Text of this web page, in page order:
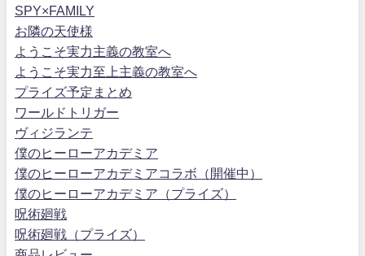
SPY×FAMILY
お隣の天使様
ようこそ実力主義の教室へ
ようこそ実力至上主義の教室へ
プライズ予定まとめ
ワールドトリガー
ヴィジランテ
僕のヒーローアカデミア
僕のヒーローアカデミアコラボ（開催中）
僕のヒーローアカデミア（プライズ）
呪術廻戦
呪術廻戦（プライズ）